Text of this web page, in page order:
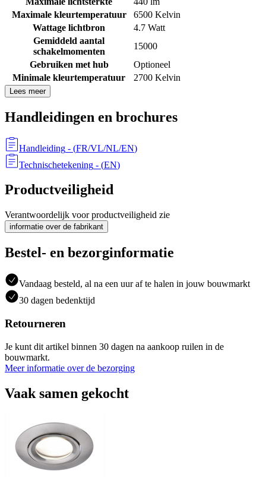
Maximale kleurtemperatuur
6500 Kelvin
Wattage lichtbron
4.7 Watt
Gemiddeld aantal
schakelmomenten
15000
Gebruiken met hub
Optioneel
Minimale kleurtemperatuur
2700 Kelvin
Lees meer
Handleidingen en brochures
Handleiding - (FR/VL/NL/EN)
Technischetekening - (EN)
Productveiligheid
Verantwoordelijk voor productveiligheid zie
informatie over de fabrikant
Bestel- en bezorginformatie
Vandaag besteld, al na een uur af te halen in jouw bouwmarkt
30 dagen bedenktijd
Retourneren
Je kunt dit artikel binnen 30 dagen na aankoop ruilen in de
bouwmarkt.
Meer informatie over de bezorging
Vaak samen gekocht